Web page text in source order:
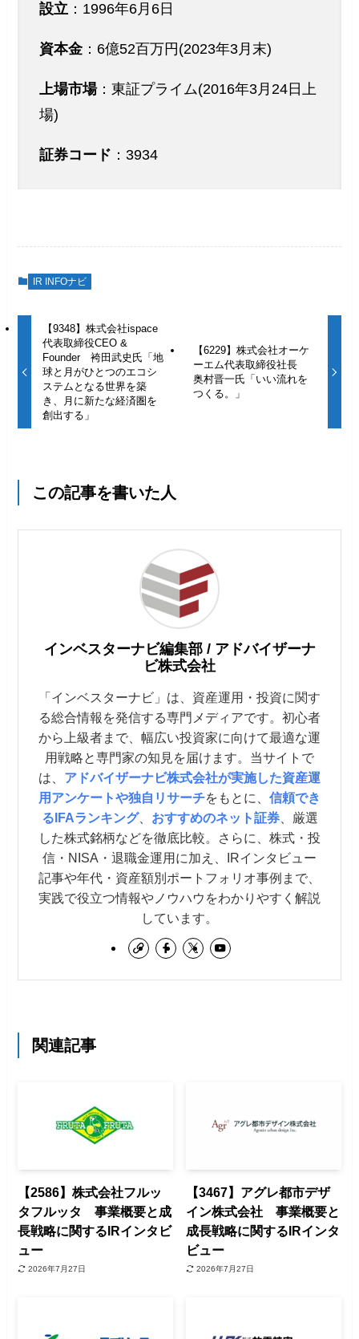
設立 ：1996年6月6日
資本金 ：6億52百万円(2023年3月末)
上場市場：東証プライム(2016年3月24日上
場)
証券コード ：3934
IR INFOナビ
【9348】株式会社ispace
代表取締役CEO &
Founder 袴田武史氏「地
球と月がひとつのエコシ
ステムとなる世界を築
き、月に新たな経済圏を
創出する」
【6229】株式会社オーケ
ーエム代表取締役社長
奥村晋一氏「いい流れを
つくる。」
この記事を書いた人
インベスターナビ編集部 / アドバイザーナ
ビ株式会社
「インベスターナビ」は、資産運用・投資に関す
る総合情報を発信する専門メディアです。初心者
から上級者まで、幅広い投資家に向けて最適な運
用戦略と専門家の知見を届けます。当サイトで
は、 アドバイザーナビ株式会社が実施した資産運
用アンケートや独自リサーチをもとに、 信頼でき
るIFAランキング、 おすすめのネット証券、厳選
した株式銘柄などを徹底比較。さらに、株式・投
信・NISA・退職金運用に加え、IRインタビュー
記事や年代・資産額別ポートフォリオ事例まで、
実践で役立つ情報やノウハウをわかりやすく解説
しています。
関連記事
【2586】株式会社フルッ
タフルッタ 事業概要と成
長戦略に関するIRインタビ
ュー
2026年7月27日
【3467】アグレ都市デザ
イン株式会社 事業概要と
成長戦略に関するIRインタ
ビュー
2026年7月27日